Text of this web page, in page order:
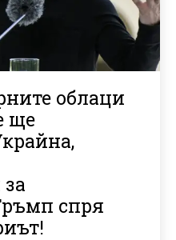
облаци
ще
спря